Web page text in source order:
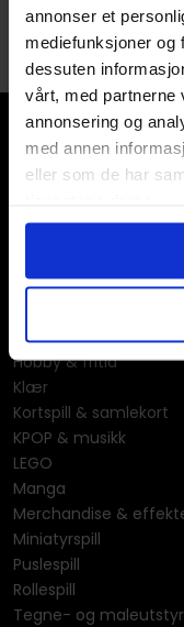
annonser et
mediefunksjoner og
dessuten
vårt, med partnerne
annonsering og
med annen
eller som de har
Brettspill
Godteri, mat & drikke
Hobby & fritid
Klær
Kortspill & samlekort
KPOP & musikk
LEGO
Manga
Merchandise &
Miniatyrspill
Puslespill
Rollespill
Tegne- og maleutstyr